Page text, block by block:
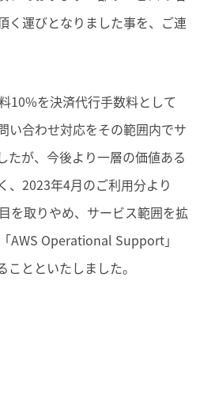
く運びとなりました事を、ご連
10%を決済代行手数料として
い合わせ対応をその範囲内でサ
たが、今後より一層の価値ある
、2023年4月のご利用分より
を取りやめ、サービス範囲を拡
AWS Operational Support」
とといたしました。